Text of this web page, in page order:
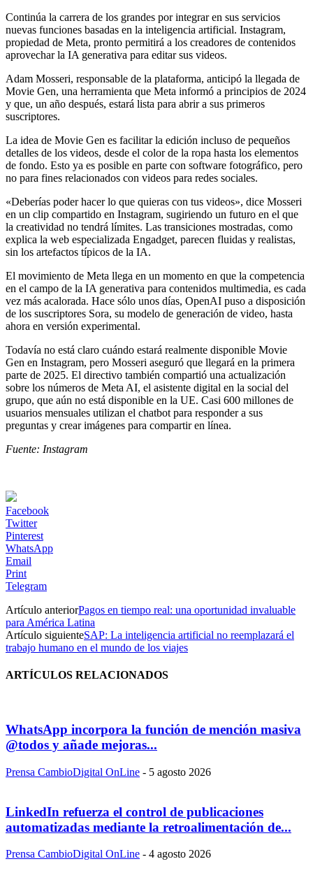
Continúa la carrera de los grandes por integrar en sus servicios
nuevas funciones basadas en la inteligencia artificial. Instagram,
propiedad de Meta, pronto permitirá a los creadores de contenidos
aprovechar la IA generativa para editar sus videos.
Adam Mosseri, responsable de la plataforma, anticipó la llegada de
Movie Gen, una herramienta que Meta informó a principios de 2024
y que, un año después, estará lista para abrir a sus primeros
suscriptores.
La idea de Movie Gen es facilitar la edición incluso de pequeños
detalles de los videos, desde el color de la ropa hasta los elementos
de fondo. Esto ya es posible en parte con software fotográfico, pero
no para fines relacionados con videos para redes sociales.
«Deberías poder hacer lo que quieras con tus videos», dice Mosseri
en un clip compartido en Instagram, sugiriendo un futuro en el que
la creatividad no tendrá límites. Las transiciones mostradas, como
explica la web especializada Engadget, parecen fluidas y realistas,
sin los artefactos típicos de la IA.
El movimiento de Meta llega en un momento en que la competencia
en el campo de la IA generativa para contenidos multimedia, es cada
vez más acalorada. Hace sólo unos días, OpenAI puso a disposición
de los suscriptores Sora, su modelo de generación de video, hasta
ahora en versión experimental.
Todavía no está claro cuándo estará realmente disponible Movie
Gen en Instagram, pero Mosseri aseguró que llegará en la primera
parte de 2025. El directivo también compartió una actualización
sobre los números de Meta AI, el asistente digital en la social del
grupo, que aún no está disponible en la UE. Casi 600 millones de
usuarios mensuales utilizan el chatbot para responder a sus
preguntas y crear imágenes para compartir en línea.
Fuente: Instagram
Facebook
Twitter
Pinterest
WhatsApp
Email
Print
Telegram
Artículo anteriorPagos en tiempo real: una oportunidad invaluable
para América Latina
Artículo siguienteSAP: La inteligencia artificial no reemplazará el
trabajo humano en el mundo de los viajes
ARTÍCULOS RELACIONADOS
WhatsApp incorpora la función de mención masiva
@todos y añade mejoras...
Prensa CambioDigital OnLine - 5 agosto 2026
LinkedIn refuerza el control de publicaciones
automatizadas mediante la retroalimentación de...
Prensa CambioDigital OnLine - 4 agosto 2026